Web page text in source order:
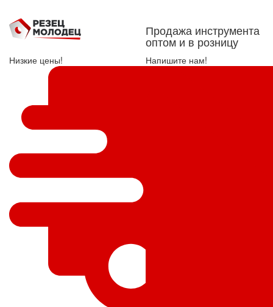
Продажа инструмента
оптом и в розницу
Низкие цены! Напишите нам!